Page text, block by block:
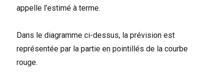
appelle l’estimé à terme.
Dans le diagramme ci-dessus, la prévision est
représentée par la partie en pointillés de la courbe
rouge.